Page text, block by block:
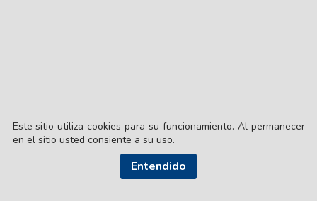
Este sitio utiliza cookies para su funcionamiento. Al permanecer
en el sitio usted consiente a su uso.
Entendido